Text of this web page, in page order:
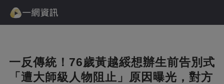
一反傳統！76歲黃越綏想辦生前告別式
「遭大師級人物阻止」原因曝光，對方